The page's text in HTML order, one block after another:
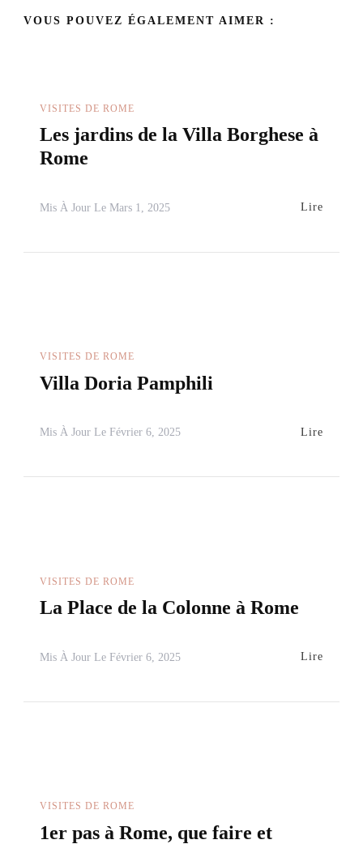
VOUS POUVEZ ÉGALEMENT AIMER :
VISITES DE ROME
Les jardins de la Villa Borghese à
Rome
Mis À Jour Le Mars 1, 2025 Lire
VISITES DE ROME
Villa Doria Pamphili
Mis À Jour Le Février 6, 2025 Lire
VISITES DE ROME
La Place de la Colonne à Rome
Mis À Jour Le Février 6, 2025 Lire
VISITES DE ROME
1er pas à Rome, que faire et